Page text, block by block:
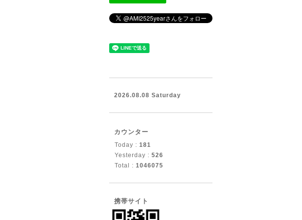
2026.08.08 Saturday
カウンター
Today : 181
Yesterday : 526
Total : 1046075
携帯サイト